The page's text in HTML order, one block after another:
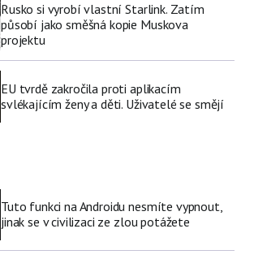
Rusko si vyrobí vlastní Starlink. Zatím
působí jako směšná kopie Muskova
projektu
EU tvrdě zakročila proti aplikacím
svlékajícím ženy a děti. Uživatelé se smějí
Tuto funkci na Androidu nesmíte vypnout,
jinak se v civilizaci ze zlou potážete